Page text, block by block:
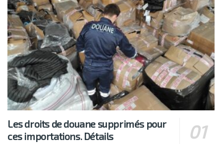
Les droits de douane supprimés pour
ces importations. Détails